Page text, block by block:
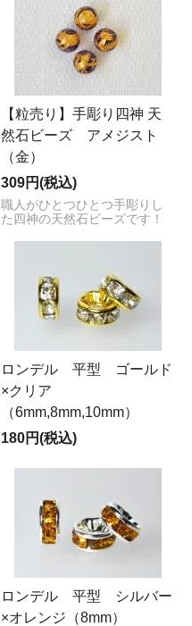
【粒売り】手彫り四神 天
然石ビーズ アメジスト
（金）
309円(税込)
職人がひとつひとつ手彫りし
た四神の天然石ビーズです！
ロンデル 平型 ゴールド
×クリア
（6mm,8mm,10mm）
180円(税込)
ロンデル 平型 シルバー
×オレンジ（8mm）